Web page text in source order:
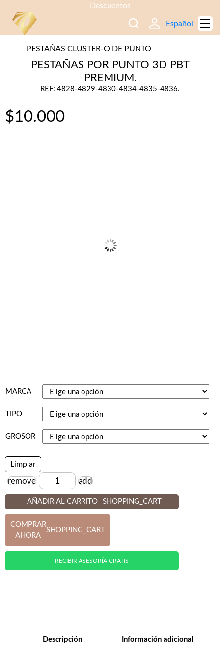
Descuentos
Español
PESTAÑAS CLUSTER-O DE PUNTO
PESTAÑAS POR PUNTO 3D PBT
PREMIUM.
REF: 4828-4829-4830-4834-4835-4836.
$10.000
MARCA
TIPO
GROSOR
Limpiar
Cantidad
remove add
AÑADIR AL CARRITO SHOPPING_CART
COMPRAR
AHORA
SHOPPING_CART
RECIBIR ASESORÍA GRATIS
Descripción Información adicional